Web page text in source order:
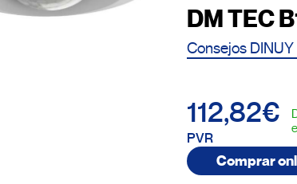
DM TEC
Consejos
112,82€
PVR
Comprar